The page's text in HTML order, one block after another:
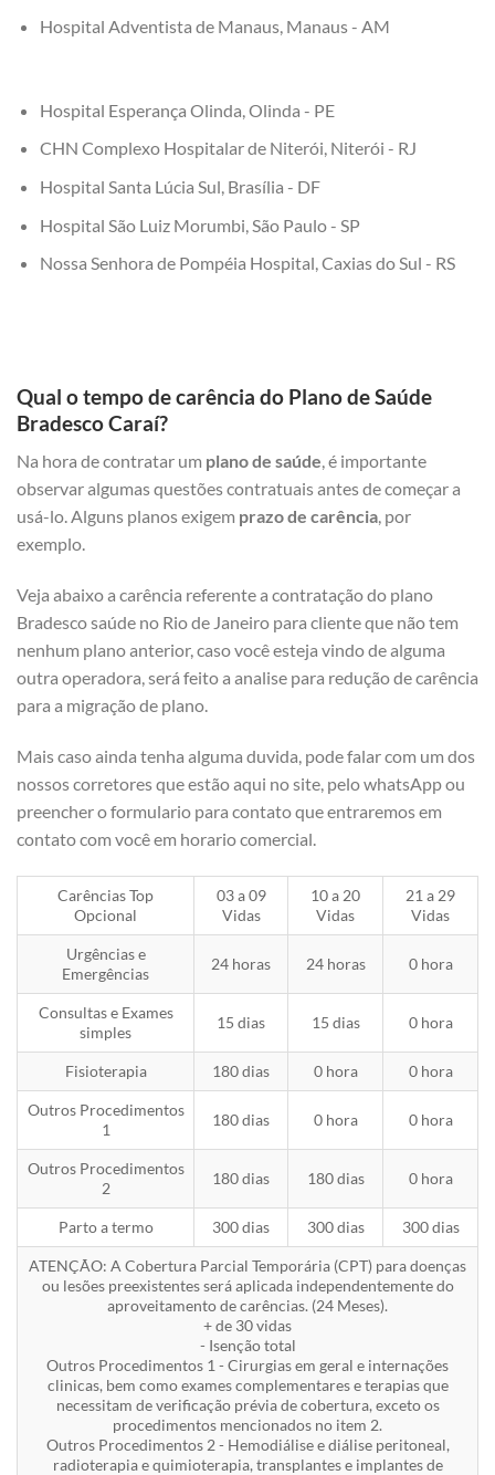
Hospital Adventista de Manaus, Manaus - AM
Hospital Esperança Olinda, Olinda - PE
CHN Complexo Hospitalar de Niterói, Niterói - RJ
Hospital Santa Lúcia Sul, Brasília - DF
Hospital São Luiz Morumbi, São Paulo - SP
Nossa Senhora de Pompéia Hospital, Caxias do Sul - RS
Qual o tempo de carência do Plano de Saúde
Bradesco Caraí?
Na hora de contratar um plano de saúde, é importante
observar algumas questões contratuais antes de começar a
usá-lo. Alguns planos exigem prazo de carência, por
exemplo.
Veja abaixo a carência referente a contratação do plano
Bradesco saúde no Rio de Janeiro para cliente que não tem
nenhum plano anterior, caso você esteja vindo de alguma
outra operadora, será feito a analise para redução de carência
para a migração de plano.
Mais caso ainda tenha alguma duvida, pode falar com um dos
nossos corretores que estão aqui no site, pelo whatsApp ou
preencher o formulario para contato que entraremos em
contato com você em horario comercial.
Carências Top
Opcional
03 a 09
Vidas
10 a 20
Vidas
21 a 29
Vidas
Urgências e
Emergências
24 horas 24 horas 0 hora
Consultas e Exames
simples
15 dias 15 dias 0 hora
Fisioterapia 180 dias 0 hora 0 hora
Outros Procedimentos
1
180 dias 0 hora 0 hora
Outros Procedimentos
2
180 dias 180 dias 0 hora
Parto a termo 300 dias 300 dias 300 dias
ATENÇÃO: A Cobertura Parcial Temporária (CPT) para doenças
ou lesões preexistentes será aplicada independentemente do
aproveitamento de carências. (24 Meses).
+ de 30 vidas
- Isenção total
Outros Procedimentos 1 - Cirurgias em geral e internações
clinicas, bem como exames complementares e terapias que
necessitam de verificação prévia de cobertura, exceto os
procedimentos mencionados no item 2.
Outros Procedimentos 2 - Hemodiálise e diálise peritoneal,
radioterapia e quimioterapia, transplantes e implantes de